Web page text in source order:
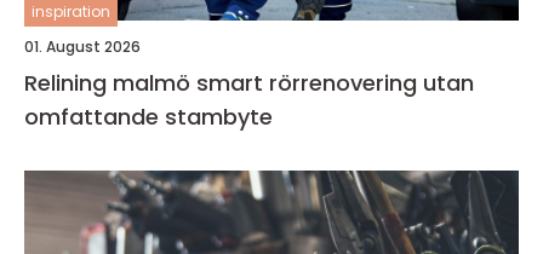
inspiration
01. August 2026
Relining malmö smart rörrenovering utan
omfattande stambyte